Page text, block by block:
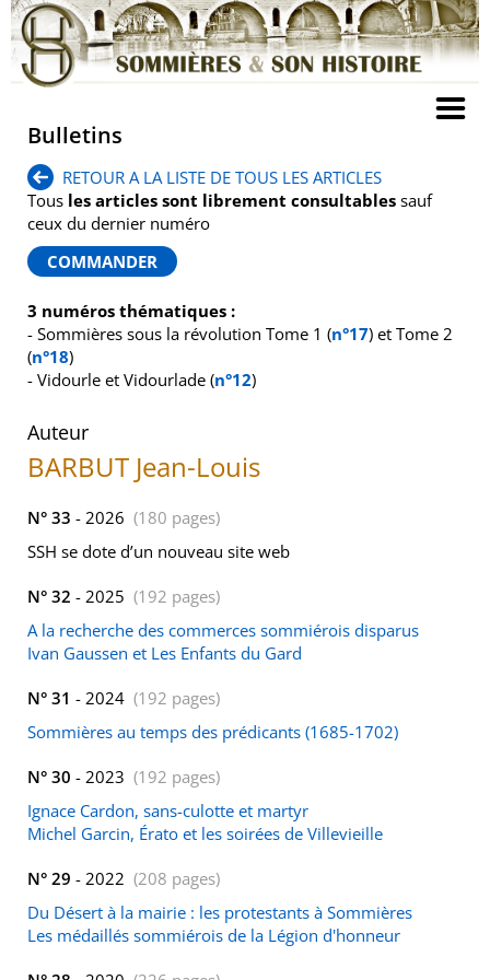
Bulletins
RETOUR A LA LISTE DE TOUS LES ARTICLES
Tous les articles sont librement consultables sauf
ceux du dernier numéro
3 numéros thématiques :
- Sommières sous la révolution Tome 1 (n°17) et Tome 2
(n°18)
- Vidourle et Vidourlade (n°12)
Auteur
BARBUT Jean-Louis
N° 33 - 2026 (180 pages)
SSH se dote d’un nouveau site web
N° 32 - 2025 (192 pages)
A la recherche des commerces sommiérois disparus
Ivan Gaussen et Les Enfants du Gard
N° 31 - 2024 (192 pages)
Sommières au temps des prédicants (1685-1702)
N° 30 - 2023 (192 pages)
Ignace Cardon, sans-culotte et martyr
Michel Garcin, Érato et les soirées de Villevieille
N° 29 - 2022 (208 pages)
Du Désert à la mairie : les protestants à Sommières
Les médaillés sommiérois de la Légion d'honneur